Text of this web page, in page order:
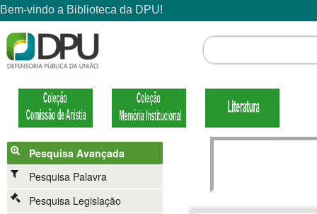
Pesquisa Avançada
Pesquisa Palavra
Pesquisa Legislação